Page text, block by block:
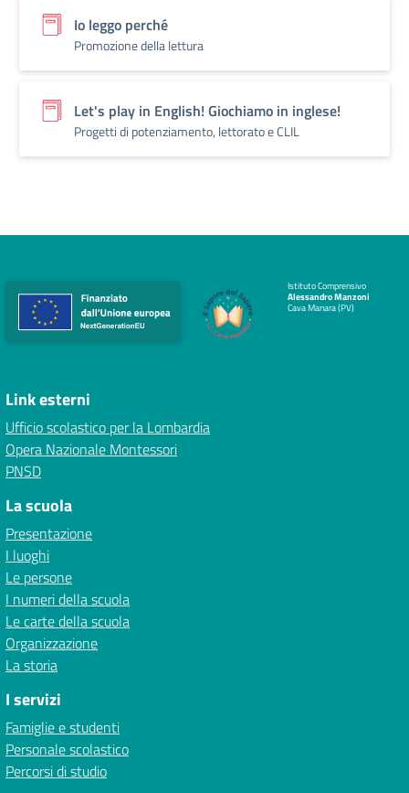
Io leggo perché
Promozione della lettura
Let's play in English! Giochiamo in inglese!
Progetti di potenziamento, lettorato e CLIL
Istituto Comprensivo
Alessandro Manzoni
Cava Manara (PV)
Link esterni
Ufficio scolastico per la Lombardia
Opera Nazionale Montessori
PNSD
La scuola
Presentazione
I luoghi
Le persone
I numeri della scuola
Le carte della scuola
Organizzazione
La storia
I servizi
Famiglie e studenti
Personale scolastico
Percorsi di studio